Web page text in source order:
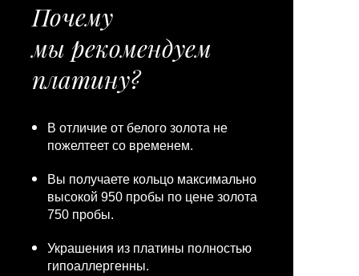
Почему
мы рекомендуем
платину?
В отличие от белого золота не
пожелтеет со временем.
Вы получаете кольцо максимально
высокой 950 пробы по цене золота
750 пробы.
Украшения из платины полностью
гипоаллергенны.